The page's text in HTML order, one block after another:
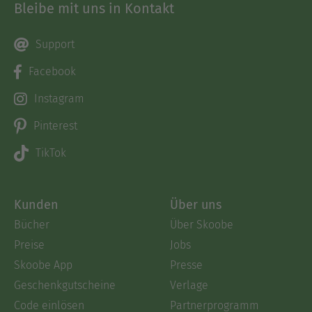
Bleibe mit uns in Kontakt
Support
Facebook
Instagram
Pinterest
TikTok
Kunden
Bücher
Preise
Skoobe App
Geschenkgutscheine
Code einlösen
Über uns
Über Skoobe
Jobs
Presse
Verlage
Partnerprogramm